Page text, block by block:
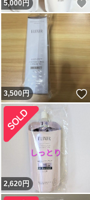
いいね！
5,000円
いいね！
3,500円
2,620円